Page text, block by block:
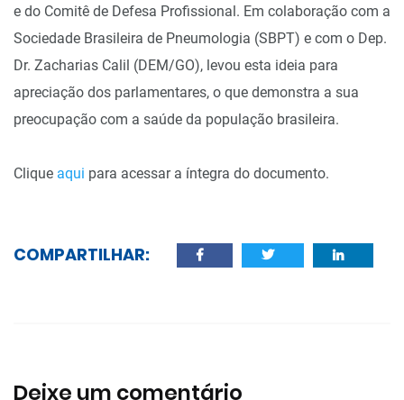
e do Comitê de Defesa Profissional. Em colaboração com a
Sociedade Brasileira de Pneumologia (SBPT) e com o Dep.
Dr. Zacharias Calil (DEM/GO), levou esta ideia para
apreciação dos parlamentares, o que demonstra a sua
preocupação com a saúde da população brasileira.
Clique aqui para acessar a íntegra do documento.
COMPARTILHAR:
Deixe um comentário